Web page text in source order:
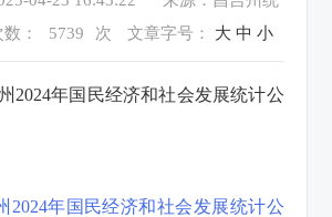
： 5739 次 文章字号： 大 中 小
2024年国民经济和社会发展统计公
2024年国民经济和社会发展统计公